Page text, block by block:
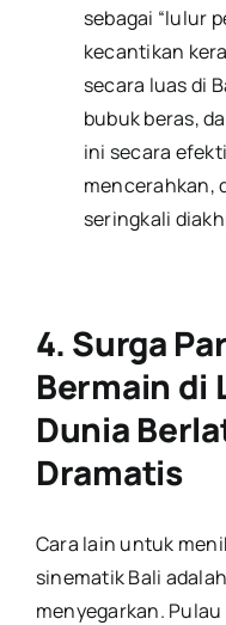
sebagai “lulur
kecantikan
secara luas di
bubuk beras,
ini secara
mencerahkan,
seringkali
4. Surga
Bermain di
Dunia
Dramatis
Cara lain untuk
sinematik Bali
menyegarkan.